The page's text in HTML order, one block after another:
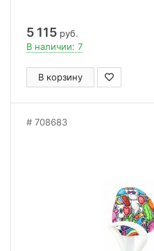
5 115 руб.
В наличии: 7
В корзину
708683